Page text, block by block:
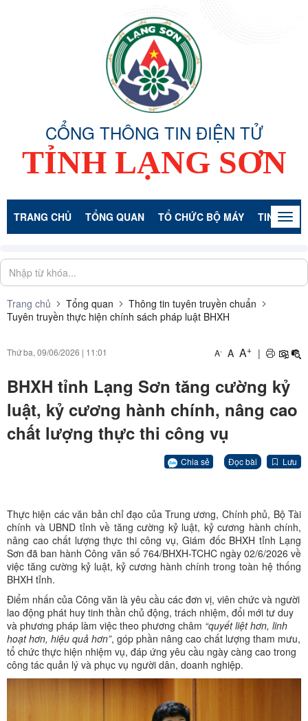
CỔNG THÔNG TIN ĐIỆN TỬ
TỈNH LẠNG SƠN
TRANG CHỦ TỔNG QUAN TỔ CHỨC BỘ MÁY TIN TỨC -
Trang chủ Tổng quan
Thông tin tuyên truyền chuẩn
Tuyên truyền thực hiện chính sách pháp luật BHXH
Thứ ba, 09/06/2026 | 11:01 A- A A+ |
BHXH tỉnh Lạng Sơn tăng cường kỷ
luật, kỷ cương hành chính, nâng cao
chất lượng thực thi công vụ
Chia sẻ Đọc bài Lưu
Thực hiện các văn bản chỉ đạo của Trung ương, Chính phủ, Bộ Tài
chính và UBND tỉnh về tăng cường kỷ luật, kỷ cương hành chính,
nâng cao chất lượng thực thi công vụ, Giám đốc BHXH tỉnh Lạng
Sơn đã ban hành Công văn số 764/BHXH-TCHC ngày 02/6/2026 về
việc tăng cường kỷ luật, kỷ cương hành chính trong toàn hệ thống
BHXH tỉnh.
Điểm nhấn của Công văn là yêu cầu các đơn vị, viên chức và người
lao động phát huy tinh thần chủ động, trách nhiệm, đổi mới tư duy
và phương pháp làm việc theo phương châm “quyết liệt hơn, linh
hoạt hơn, hiệu quả hơn”, góp phần nâng cao chất lượng tham mưu,
tổ chức thực hiện nhiệm vụ, đáp ứng yêu cầu ngày càng cao trong
công tác quản lý và phục vụ người dân, doanh nghiệp.